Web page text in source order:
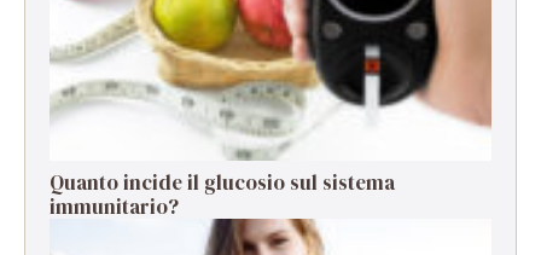
Quanto incide il glucosio sul sistema
immunitario?